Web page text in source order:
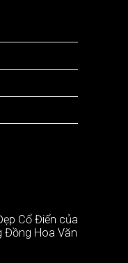
Cổ Điển của
Đồng Hoa Văn